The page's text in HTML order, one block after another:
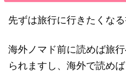
先ずは旅行に行きたくなる
海外ノマド前に読めば旅
られますし、海外で読め